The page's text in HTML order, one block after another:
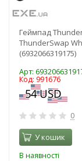
Геймпад
ThunderSwap
(6932066319175)
Арт:
Код: 991676
0
У кошик
В наявності